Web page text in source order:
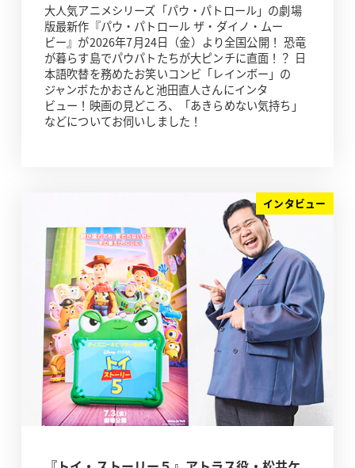
大人気アニメシリーズ「パウ・パトロール」の劇場
版最新作『パウ・パトロール ザ・ダイノ・ムー
ビー』が2026年7月24日（金）より全国公開！ 恐竜
が暮らす島でパウパトたちが大ピンチに直面！？ 日
本語吹替を務めたお笑いコンビ「レインボー」の
ジャンボたかおさんと池田直人さんにインタ
ビュー！映画の見どころ、「あきらめない気持ち」
などについてお伺いしました！
インタビュー